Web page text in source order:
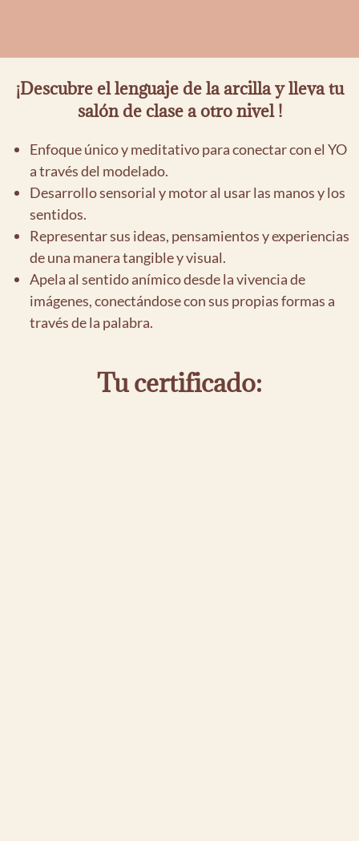
¡Descubre el lenguaje de la arcilla y lleva tu
salón de clase a otro nivel !
Enfoque único y meditativo para conectar con el YO
a través del modelado.
Desarrollo sensorial y motor al usar las manos y los
sentidos.
Representar sus ideas, pensamientos y experiencias
de una manera tangible y visual.
Apela al sentido anímico desde la vivencia de
imágenes, conectándose con sus propias formas a
través de la palabra.
Tu certificado: